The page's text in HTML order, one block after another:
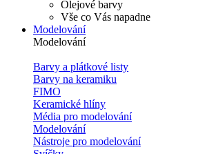
Olejové barvy
Vše co Vás napadne
Modelování
Modelování
Barvy a plátkové listy
Barvy na keramiku
FIMO
Keramické hlíny
Média pro modelování
Modelování
Nástroje pro modelování